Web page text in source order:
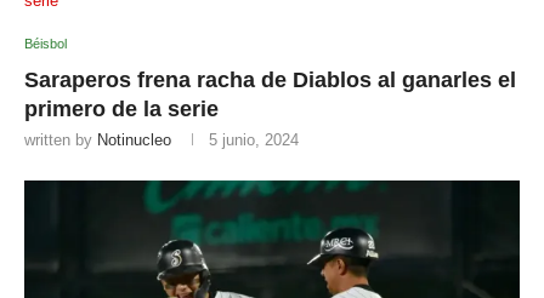
Béisbol
Saraperos frena racha de Diablos al ganarles el
primero de la serie
written by Notinucleo 5 junio, 2024